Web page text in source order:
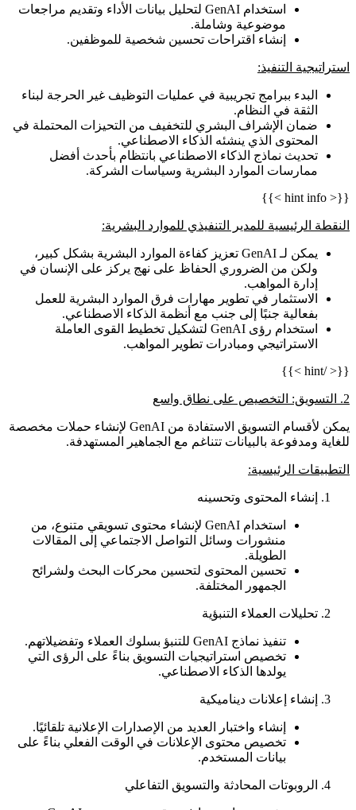
استخدام GenAI لتحليل بيانات الأداء وتقديم مراجعات
موضوعية وشاملة.
إنشاء اقتراحات تحسين شخصية للموظفين.
استراتيجية التنفيذ:
البدء ببرامج تجريبية في عمليات التوظيف غير الحرجة لبناء
الثقة في النظام.
ضمان الإشراف البشري للتخفيف من التحيزات المحتملة في
المحتوى الذي ينشئه الذكاء الاصطناعي.
تحديث نماذج الذكاء الاصطناعي بانتظام بأحدث أفضل
ممارسات الموارد البشرية وسياسات الشركة.
{{< hint info >}}
النقطة الرئيسية للمدير التنفيذي للموارد البشرية:
يمكن لـ GenAI تعزيز كفاءة الموارد البشرية بشكل كبير،
ولكن من الضروري الحفاظ على نهج يركز على الإنسان في
إدارة المواهب.
الاستثمار في تطوير مهارات فرق الموارد البشرية للعمل
بفعالية جنبًا إلى جنب مع أنظمة الذكاء الاصطناعي.
استخدام رؤى GenAI لتشكيل تخطيط القوى العاملة
الاستراتيجي ومبادرات تطوير المواهب.
{{< /hint >}}
2. التسويق: التخصيص على نطاق واسع
يمكن لأقسام التسويق الاستفادة من GenAI لإنشاء حملات مخصصة
للغاية ومدفوعة بالبيانات تتناغم مع الجماهير المستهدفة.
التطبيقات الرئيسية:
إنشاء المحتوى وتحسينه
استخدام GenAI لإنشاء محتوى تسويقي متنوع، من
منشورات وسائل التواصل الاجتماعي إلى المقالات
الطويلة.
تحسين المحتوى لتحسين محركات البحث ولشرائح
الجمهور المختلفة.
تحليلات العملاء التنبؤية
تنفيذ نماذج GenAI للتنبؤ بسلوك العملاء وتفضيلاتهم.
تخصيص استراتيجيات التسويق بناءً على الرؤى التي
يولدها الذكاء الاصطناعي.
إنشاء إعلانات ديناميكية
إنشاء واختبار العديد من الإصدارات الإعلانية تلقائيًا.
تخصيص محتوى الإعلانات في الوقت الفعلي بناءً على
بيانات المستخدم.
الروبوتات المحادثة والتسويق التفاعلي